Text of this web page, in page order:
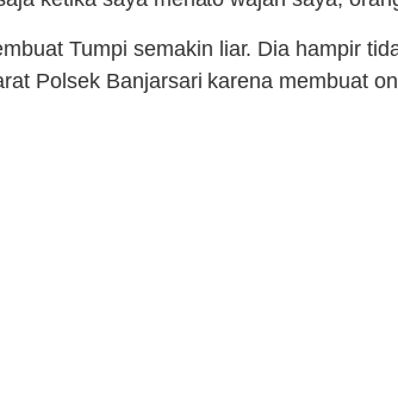
Tumpi semakin liar. Dia hampir
Polsek Banjarsari karena membuat